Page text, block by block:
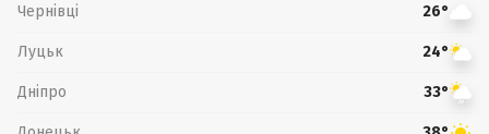
Чернівці 26°
Луцьк 24°
Дніпро 33°